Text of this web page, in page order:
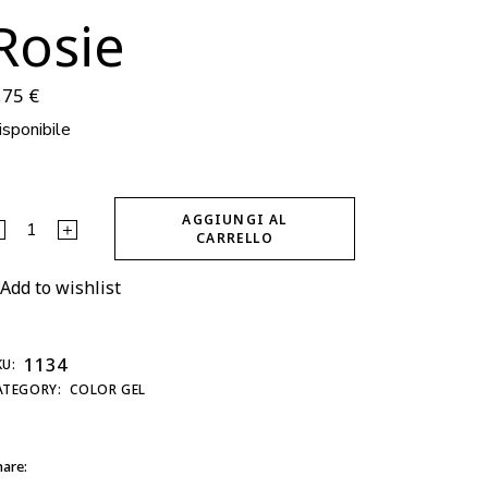
€
quantity
AGGIUNGI AL
CARRELLO
Add to wishlist
1134
COLOR GEL